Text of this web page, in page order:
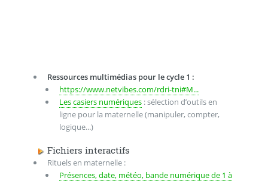
Ressources multimédias pour le cycle 1 :
https://www.netvibes.com/rdri-tni#M...
Les casiers numériques: sélection d’outils en
ligne pour la maternelle (manipuler, compter,
logique...)
Fichiers interactifs
Rituels en maternelle :
Présences, date, météo, bande numérique de 1 à